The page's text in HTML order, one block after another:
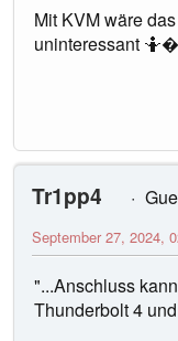
Mit KVM wäre
uninteressant
Tr1pp4
September 27, 2024,
"...Anschluss
Thunderbolt 4